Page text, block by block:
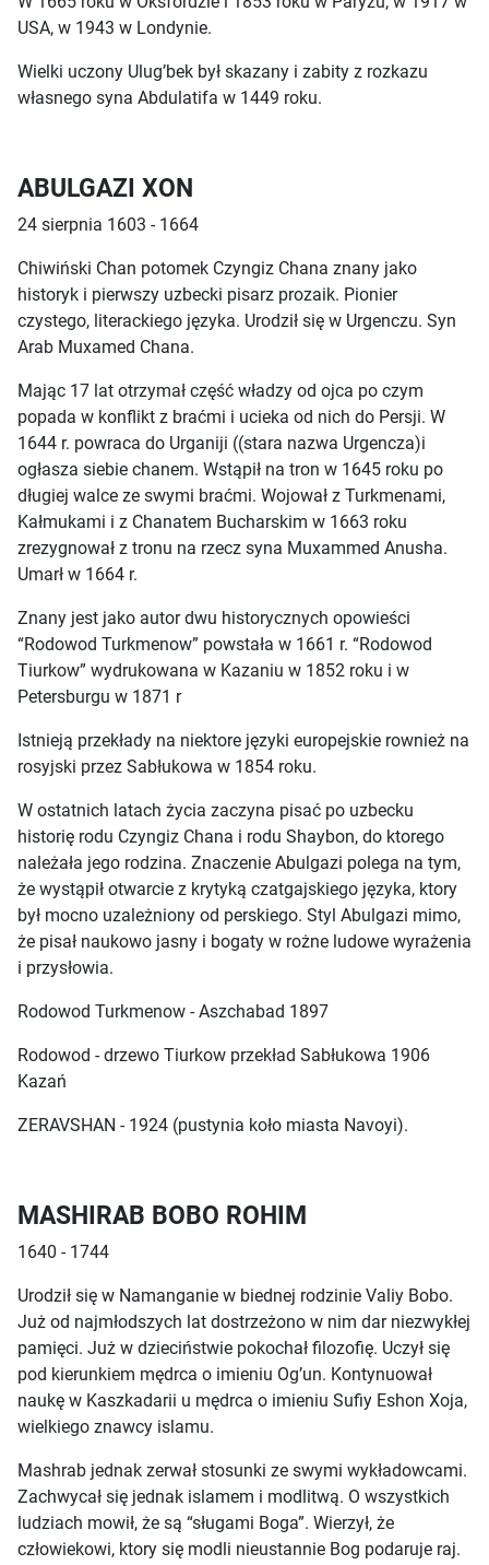
USA, w 1943 w Londynie.
Wielki uczony Ulug’bek był skazany i zabity z rozkazu
własnego syna Abdulatifa w 1449 roku.
ABULGAZI XON
24 sierpnia 1603 - 1664
Chiwiński Chan potomek Czyngiz Chana znany jako
historyk i pierwszy uzbecki pisarz prozaik. Pionier
czystego, literackiego języka. Urodził się w Urgenczu. Syn
Arab Muxamed Chana.
Mając 17 lat otrzymał część władzy od ojca po czym
popada w konflikt z braćmi i ucieka od nich do Persji. W
1644 r. powraca do Urganiji ((stara nazwa Urgencza)i
ogłasza siebie chanem. Wstąpił na tron w 1645 roku po
długiej walce ze swymi braćmi. Wojował z Turkmenami,
Kałmukami i z Chanatem Bucharskim w 1663 roku
zrezygnował z tronu na rzecz syna Muxammed Anusha.
Umarł w 1664 r.
Znany jest jako autor dwu historycznych opowieści
“Rodowod Turkmenow” powstała w 1661 r. “Rodowod
Tiurkow” wydrukowana w Kazaniu w 1852 roku i w
Petersburgu w 1871 r
Istnieją przekłady na niektore języki europejskie rownież na
rosyjski przez Sabłukowa w 1854 roku.
W ostatnich latach życia zaczyna pisać po uzbecku
historię rodu Czyngiz Chana i rodu Shaybon, do ktorego
należała jego rodzina. Znaczenie Abulgazi polega na tym,
że wystąpił otwarcie z krytyką czatgajskiego języka, ktory
był mocno uzależniony od perskiego. Styl Abulgazi mimo,
że pisał naukowo jasny i bogaty w rożne ludowe wyrażenia
i przysłowia.
Rodowod Turkmenow - Aszchabad 1897
Rodowod - drzewo Tiurkow przekład Sabłukowa 1906
Kazań
ZERAVSHAN - 1924 (pustynia koło miasta Navoyi).
MASHIRAB BOBO ROHIM
1640 - 1744
Urodził się w Namanganie w biednej rodzinie Valiy Bobo.
Już od najmłodszych lat dostrzeżono w nim dar niezwykłej
pamięci. Już w dzieciństwie pokochał filozofię. Uczył się
pod kierunkiem mędrca o imieniu Og’un. Kontynuował
naukę w Kaszkadarii u mędrca o imieniu Sufiy Eshon Xoja,
wielkiego znawcy islamu.
Mashrab jednak zerwał stosunki ze swymi wykładowcami.
Zachwycał się jednak islamem i modlitwą. O wszystkich
ludziach mowił, że są “sługami Boga”. Wierzył, że
człowiekowi, ktory się modli nieustannie Bog podaruje raj.